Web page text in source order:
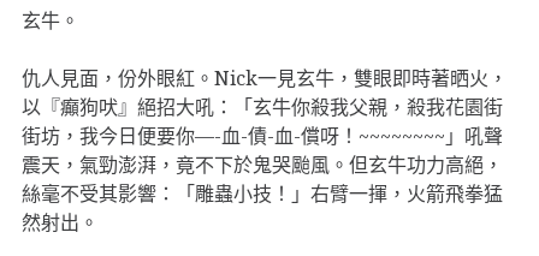
玄牛。
仇人見面，份外眼紅。Nick一見玄牛，雙眼即時著晒火，
以『癲狗吠』絕招大吼：「玄牛你殺我父親，殺我花園街
街坊，我今日便要你—-血-債-血-償呀！~~~~~~~~」吼聲
震天，氣勁澎湃，竟不下於鬼哭颱風。但玄牛功力高絕，
絲毫不受其影響：「雕蟲小技！」右臂一揮，火箭飛拳猛
然射出。